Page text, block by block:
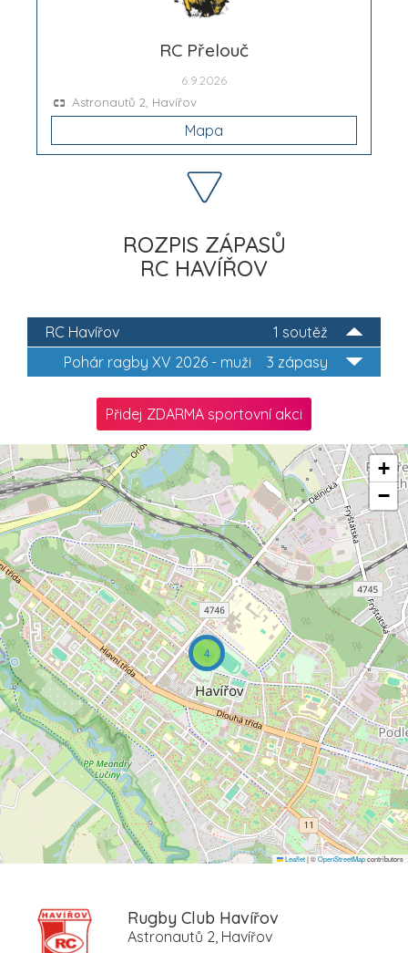
RC Přelouč
6.9.2026
Astronautů 2, Havířov
Mapa
ROZPIS ZÁPASŮ
RC HAVÍŘOV
1 soutěž
RC Havířov
3 zápasy
Pohár ragby XV 2026 - muži
Přidej ZDARMA sportovní akci
4
+
−
Leaflet|©OpenStreetMapcontributors
Rugby Club Havířov
Astronautů 2, Havířov